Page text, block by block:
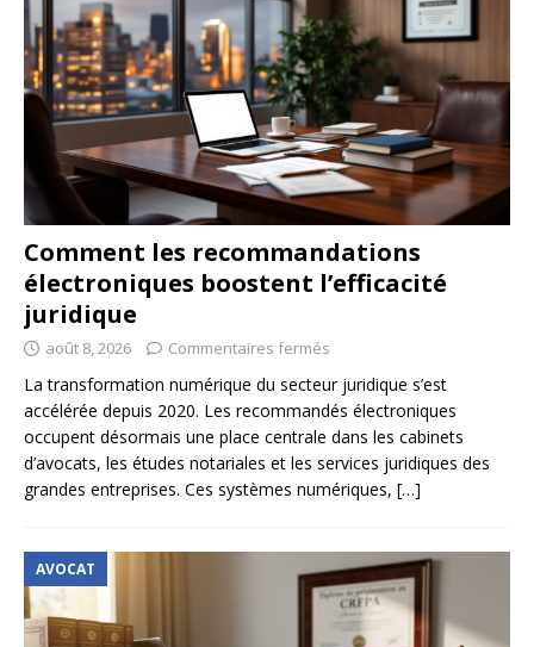
Comment les recommandations
électroniques boostent l’efficacité
juridique
août 8, 2026 Commentaires fermés
La transformation numérique du secteur juridique s’est
accélérée depuis 2020. Les recommandés électroniques
occupent désormais une place centrale dans les cabinets
d’avocats, les études notariales et les services juridiques des
grandes entreprises. Ces systèmes numériques, […]
AVOCAT